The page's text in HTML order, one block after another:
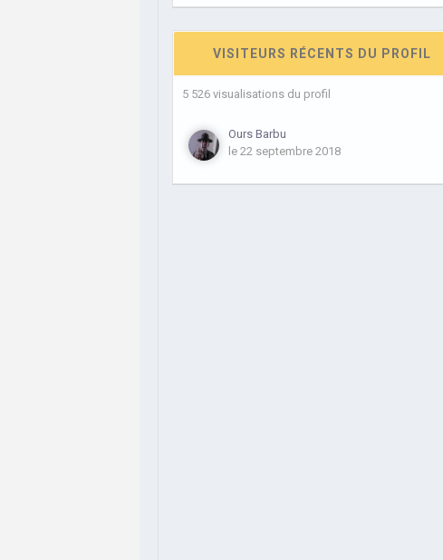
VISITEURS RÉCENTS DU PROFIL
5 526 visualisations du profil
Ours Barbu
le 22 septembre 2018